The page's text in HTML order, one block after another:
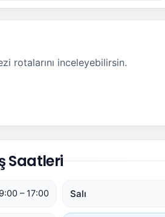
rotalarını inceleyebilirsin.
Saatleri
– 17:00 Salı